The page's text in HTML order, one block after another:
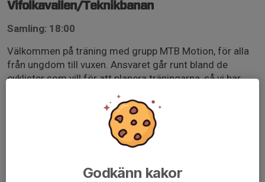
Vifolkavallen/Teknikbanan
Samling: 18:00
Välkommen på träning med grupp MTB Motion, för alla
från ungdom till vuxen. Ansvaret går runt bland de
cyklister som vill för att planera träningarna, så vi har
med andra ord ingen stående ledare för att genomföra
Anmälan är öppen för gruppens medlemmar.
Godkänn kakor